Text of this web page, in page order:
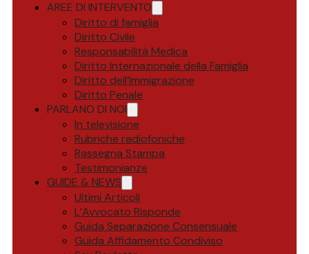
AREE DI INTERVENTO
Diritto di famiglia
Diritto Civile
Responsabilità Medica
Diritto Internazionale della Famiglia
Diritto dell’Immigrazione
Diritto Penale
PARLANO DI NOI
In televisione
Rubriche radiofoniche
Rassegna Stampa
Testimonianze
GUIDE & NEWS
Ultimi Articoli
L’Avvocato Risponde
Guida Separazione Consensuale
Guida Affidamento Condiviso